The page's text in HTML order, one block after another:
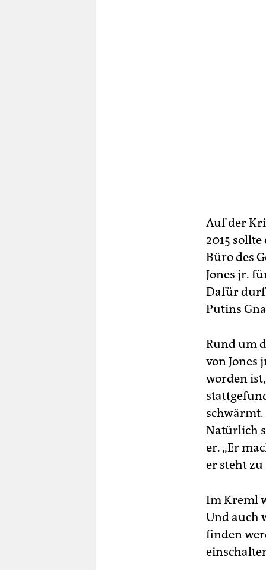
Auf der
2015
Büro des
Jones jr.
Dafür
Putins
Rund um
von Jones
worden
schwärmt.
Natürlich
er. „Er
er steht zu
Im Kreml
Und auch
finden